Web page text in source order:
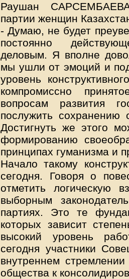
Раушан САРСЕМБАЕВА,
партии женщин
- Думаю, не будет
постоянно
деловым. Я вполне
мы ушли от эмоций и
уровень
компромиссно
вопросам развития
послужить сохранению
Достигнуть же этого
формированию
принципах гуманизма и
Начало такому
сегодня. Говоря о
отметить логическую
выборным
партиях. Это те
которых зависит
высокий уровень
сегодня участники
внутреннем
общества к